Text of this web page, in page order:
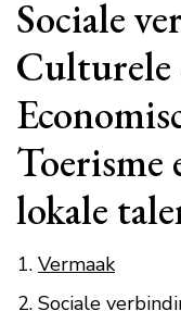
Sociale
Toerisme
lokale
Vermaak
Sociale